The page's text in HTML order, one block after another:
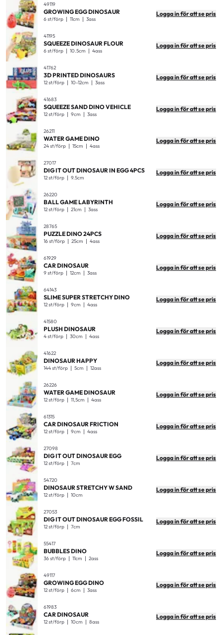
49119
GROWING EGG DINOSAUR
6 st/förp 11cm 3ass
Logga in för att se pris
41195
SQUEEZE DINOSAUR FLOUR
6 st/förp 10.5cm 4ass
Logga in för att se pris
41762
3D PRINTED DINOSAURS
12 st/förp 10-12cm 3ass
Logga in för att se pris
41683
SQUEEZE SAND DINO VEHICLE
12 st/förp 9cm 3ass
Logga in för att se pris
26211
WATER GAME DINO
24 st/förp 15cm 4ass
Logga in för att se pris
27017
DIG IT OUT DINOSAUR IN EGG 4PCS
12 st/förp 9.5cm
Logga in för att se pris
26220
BALL GAME LABYRINTH
12 st/förp 21cm 3ass
Logga in för att se pris
28765
PUZZLE DINO 24PCS
16 st/förp 25cm 4ass
Logga in för att se pris
61929
CAR DINOSAUR
9 st/förp 12cm 3ass
Logga in för att se pris
64143
SLIME SUPER STRETCHY DINO
12 st/förp 9cm 4ass
Logga in för att se pris
41580
PLUSH DINOSAUR
4 st/förp 30cm 4ass
Logga in för att se pris
41622
DINOSAUR HAPPY
144 st/förp 5cm 12ass
Logga in för att se pris
26226
WATER GAME DINOSAUR
12 st/förp 11,5cm 4ass
Logga in för att se pris
61315
CAR DINOSAUR FRICTION
12 st/förp 9cm 4ass
Logga in för att se pris
27098
DIG IT OUT DINOSAUR EGG
12 st/förp 7cm
Logga in för att se pris
54720
DINOSAUR STRETCHY W SAND
12 st/förp 10cm
Logga in för att se pris
27053
DIG IT OUT DINOSAUR EGG FOSSIL
12 st/förp 7cm
Logga in för att se pris
55417
BUBBLES DINO
36 st/förp 11cm 2ass
Logga in för att se pris
49117
GROWING EGG DINO
12 st/förp 6cm 3ass
Logga in för att se pris
61983
CAR DINOSAUR
12 st/förp 10cm 8ass
Logga in för att se pris